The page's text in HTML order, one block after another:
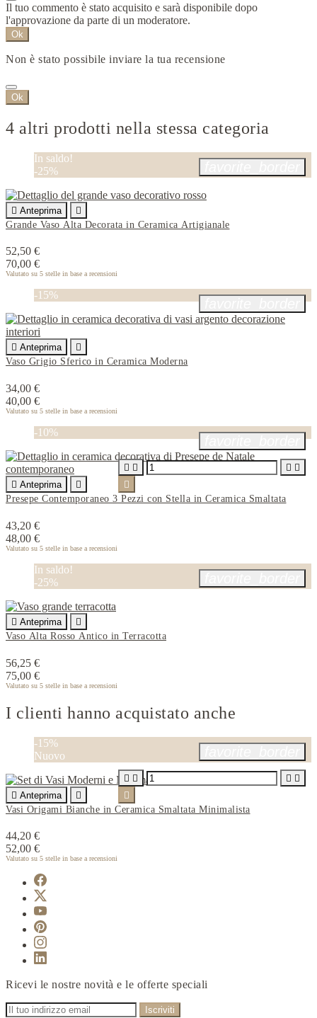
Il tuo commento è stato acquisito e sarà disponibile dopo
l'approvazione da parte di un moderatore.
Ok
Non è stato possibile inviare la tua recensione
Ok
4 altri prodotti nella stessa categoria
In saldo!
-25%
 Anteprima

Grande Vaso Alta Decorata in Ceramica Artigianale
52,50 €
70,00 €
Valutato su 5 stelle in base a recensioni
-15%
 Anteprima

Vaso Grigio Sferico in Ceramica Moderna
34,00 €
40,00 €
Valutato su 5 stelle in base a recensioni
-10%
 Anteprima

Presepe Contemporaneo 3 Pezzi con Stella in Ceramica Smaltata
43,20 €
48,00 €
Valutato su 5 stelle in base a recensioni
   

In saldo!
-25%
 Anteprima

Vaso Alta Rosso Antico in Terracotta
56,25 €
75,00 €
Valutato su 5 stelle in base a recensioni
I clienti hanno acquistato anche
-15%
Nuovo
 Anteprima

Vasi Origami Bianche in Ceramica Smaltata Minimalista
44,20 €
52,00 €
Valutato su 5 stelle in base a recensioni
   

Ricevi le nostre novità e le offerte speciali